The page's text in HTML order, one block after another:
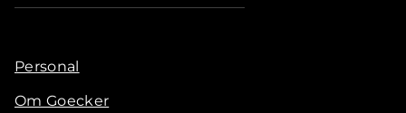
Personal
Om Goecker